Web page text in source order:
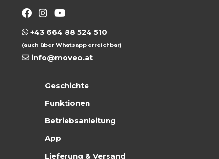
+43 664 88 524 510
(auch über Whatsapp erreichbar)
info@moveo.at
Geschichte
Funktionen
Betriebsanleitung
App
Lieferung & Versand